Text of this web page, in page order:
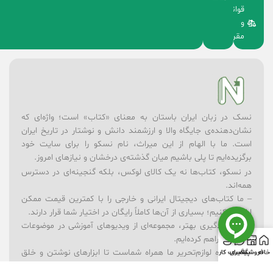
قوانین
و
مقررات
نسک در زبان ایران باستان به معنای «کتاب» است؛ واژه‌ای که
نشان‌دهنده‌ی جایگاه والا و ارزشمند دانش و نوشتار در تاریخ ایران
است. ما با الهام از این میراث، نام نسکو را برای سایت خود
برگزیده‌ایم تا پلی باشیم میان گذشته‌ی درخشان و نیازهای امروز.
در نسکو، کتاب‌ها نه یک کالای لوکس، بلکه گنجینه‌ای در دسترس
همه‌اند.
– ما کتاب‌های دیجیتال ایرانی و خارجی را با کمترین قیمت ممکن
ارائه می‌کنیم؛ بسیاری از آن‌ها کاملاً رایگان در اختیار شما قرار دارند.
– برای یادگیری بهتر، مجموعه‌ای از ویدیوهای آموزشی در موضوعات
گوناگون فراهم کرده‌ایم.
– فروشگاه لوازم‌تحریر ما همراه شماست تا ابزارهای نوشتن و خلق
خانهفروشگاهپیگیری
حساب کاربری